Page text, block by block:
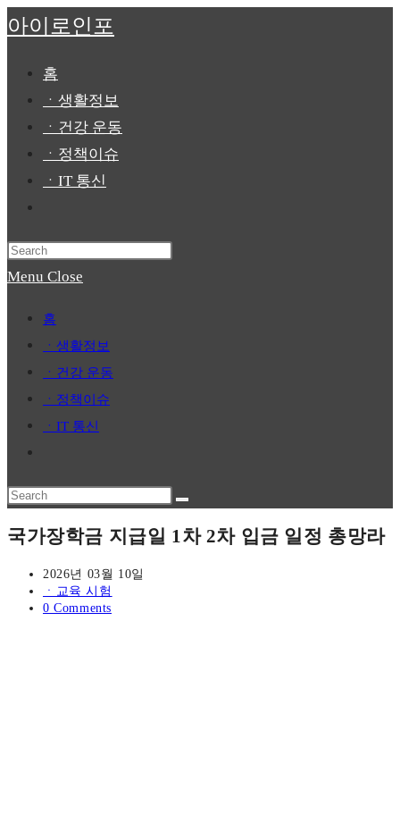
Skip
content
아이로인포
홈
ㆍ생활정보
ㆍ건강 운동
ㆍ정책이슈
ㆍIT 통신
search
Menu Close
홈
ㆍ생활정보
ㆍ건강 운동
ㆍ정책이슈
ㆍIT 통신
search
Search
website
국가장학금 지급일 1차 2차 입금 일정 총망라
Post
published:
2026년 03월 10일
Post
category:
ㆍ교육 시험
Post
0 Comments